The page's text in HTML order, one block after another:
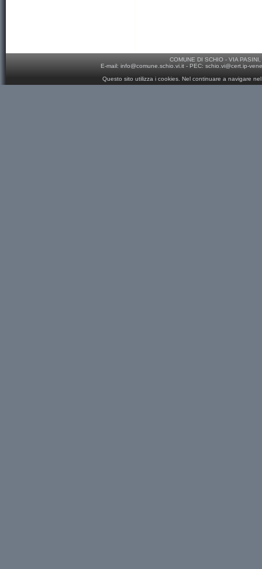
COMUNE DI SCHIO - VIA
E-mail: info@comune.schio.vi.it - PEC: schio.vi@cert.ip-
Questo sito utilizza i cookies. Nel continuare a navigare